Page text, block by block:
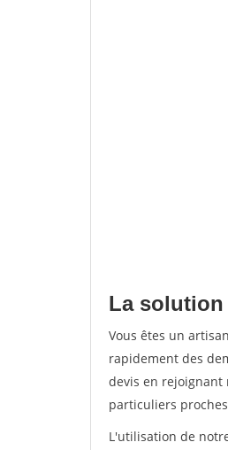
La solution
Vous êtes un
rapidement des
devis en rejoignant
particuliers
L'utilisation de